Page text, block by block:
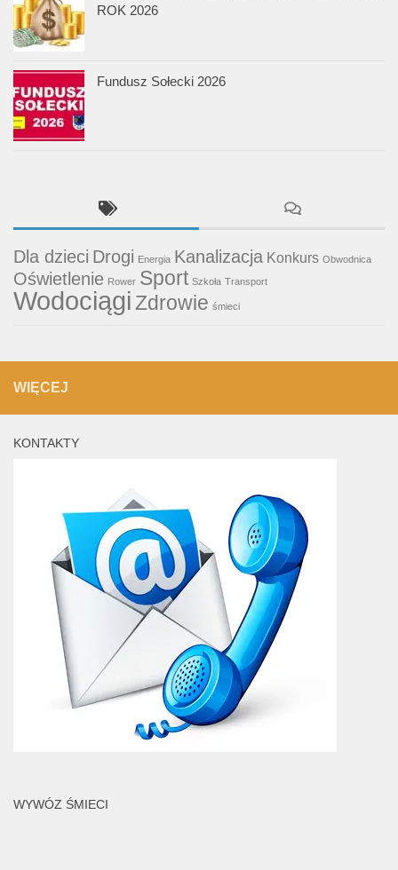
ROK 2026
Fundusz Sołecki 2026
Dla dzieci Drogi Energia Kanalizacja Konkurs Obwodnica
Oświetlenie Rower Sport Szkoła Transport
WodociągiZdrowie śmieci
WIĘCEJ
KONTAKTY
WYWÓZ ŚMIECI